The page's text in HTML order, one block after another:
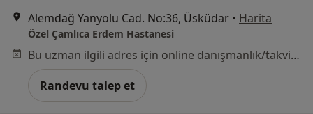
Alemdağ Yanyolu Cad. No:36, Üsküdar • Harita
Özel Çamlıca Erdem Hastanesi
Bu uzman ilgili adres için online danışmanlık/takvim sunmuyor.
Randevu talep et